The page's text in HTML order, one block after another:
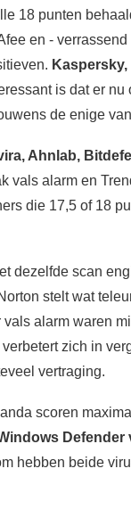
18 punten
en -
is dat er
de enige
Ahnlab,
vals alarm en
die 17,5 of 18
dezelfde scan
stelt wat
alarm waren
zich in
vertraging.
scoren
hebben beide